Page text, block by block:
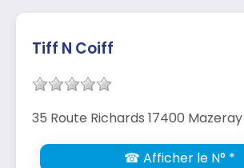
Tiff N Coiff
35 Route Richards 17400 Mazeray
☎ Afficher le N° *